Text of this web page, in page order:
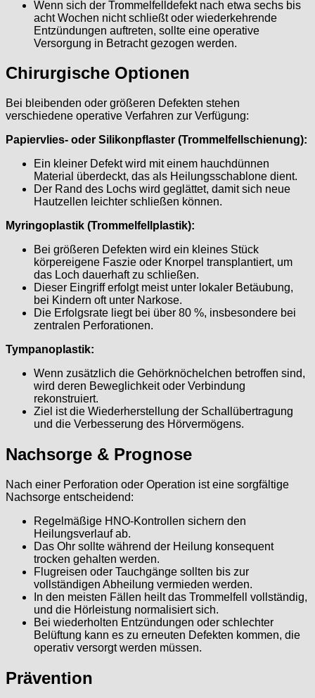
Wenn sich der Trommelfelldefekt nach etwa sechs bis
acht Wochen nicht schließt oder wiederkehrende
Entzündungen auftreten, sollte eine operative
Versorgung in Betracht gezogen werden.
Chirurgische Optionen
Bei bleibenden oder größeren Defekten stehen
verschiedene operative Verfahren zur Verfügung:
Papiervlies- oder Silikonpflaster (Trommelfellschienung):
Ein kleiner Defekt wird mit einem hauchdünnen
Material überdeckt, das als Heilungsschablone dient.
Der Rand des Lochs wird geglättet, damit sich neue
Hautzellen leichter schließen können.
Myringoplastik (Trommelfellplastik):
Bei größeren Defekten wird ein kleines Stück
körpereigene Faszie oder Knorpel transplantiert, um
das Loch dauerhaft zu schließen.
Dieser Eingriff erfolgt meist unter lokaler Betäubung,
bei Kindern oft unter Narkose.
Die Erfolgsrate liegt bei über 80 %, insbesondere bei
zentralen Perforationen.
Tympanoplastik:
Wenn zusätzlich die Gehörknöchelchen betroffen sind,
wird deren Beweglichkeit oder Verbindung
rekonstruiert.
Ziel ist die Wiederherstellung der Schallübertragung
und die Verbesserung des Hörvermögens.
Nachsorge & Prognose
Nach einer Perforation oder Operation ist eine sorgfältige
Nachsorge entscheidend:
Regelmäßige HNO-Kontrollen sichern den
Heilungsverlauf ab.
Das Ohr sollte während der Heilung konsequent
trocken gehalten werden.
Flugreisen oder Tauchgänge sollten bis zur
vollständigen Abheilung vermieden werden.
In den meisten Fällen heilt das Trommelfell vollständig,
und die Hörleistung normalisiert sich.
Bei wiederholten Entzündungen oder schlechter
Belüftung kann es zu erneuten Defekten kommen, die
operativ versorgt werden müssen.
Prävention